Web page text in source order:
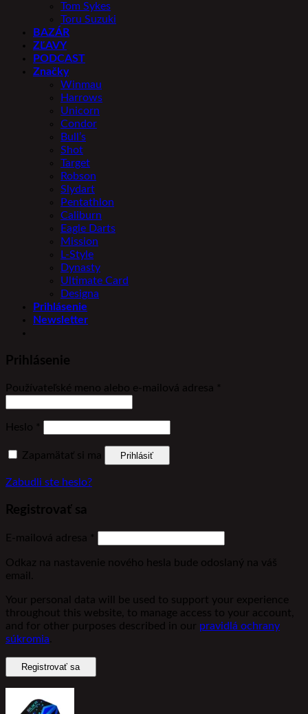
Tom Sykes
Toru Suzuki
BAZÁR
ZĽAVY
PODCAST
Značky
Winmau
Harrows
Unicorn
Condor
Bull’s
Shot
Target
Robson
Slydart
Pentathlon
Caliburn
Eagle Darts
Mission
L-Style
Dynasty
Ultimate Card
Designa
Prihlásenie
Newsletter
Prihlásenie
Používateľské meno alebo e-mailová adresa *
Heslo *
Zapamätať si ma Prihlásiť
Zabudli ste heslo?
Registrovať sa
E-mailová adresa *
Odkaz na nastavenie nového hesla bude odoslaný na váš
email.
Your personal data will be used to support your experience
throughout this website, to manage access to your account,
and for other purposes described in our pravidlá ochrany
súkromia
Registrovať sa